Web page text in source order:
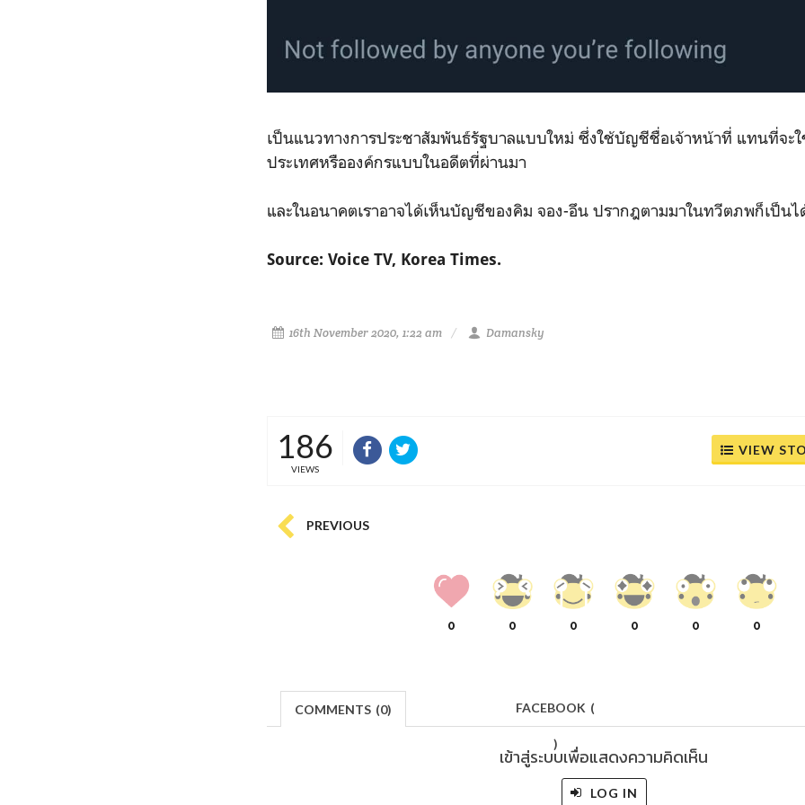
เป็นแนวทางการประชาสัมพันธ์รัฐบาลแบบใหม่ ซึ่งใช้บัญชีชื่อเจ้าหน้าที่ แทนที่จะ
ประเทศหรือองค์กรแบบในอดีตที่ผ่านมา
และในอนาคตเราอาจได้เห็นบัญชีของคิม จอง-อึน ปรากฎตามมาในทวีตภพก็เป็นไ
Source: Voice TV, Korea Times.
16th November 2020, 1:22 am Damansky
186
VIEWS
VIEW
PREVIOUS
0 0 0 0 0 0
COMMENTS (0) FACEBOOK (
)
เข้าสู่ระบบเพื่อแสดงความคิดเห็น
LOG IN